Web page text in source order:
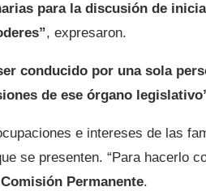
para la discusión de
, expresaron.
conducido por una sola
de ese órgano
e intereses de las
se presenten. “Para hacerlo
Comisión Permanente.